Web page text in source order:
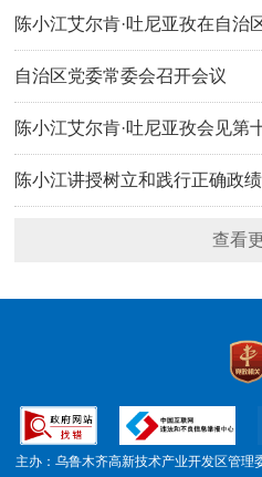
绩观学习教育专题调研成果交
陈小江艾尔肯·吐尼亚孜在自治
自治区党委常委会召开会议
陈小江艾尔肯·吐尼亚孜会见第
社团联谊大会代表参访团
陈小江讲授树立和践行正确政
查看
主办：乌鲁木齐高新技术产业开发区管理